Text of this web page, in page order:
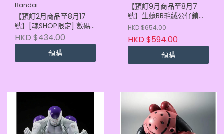
Bandai
【預訂2月商品至8月17
號】[魂SHOP限定] 數碼
暴龍怪獸彩色機 超人60週
年 變身藍色
(4582770021271)
HKD $434.00
預購
【預訂9月商品至8月7
號】生蠔BB毛絨公仔鎖匙
扣 古埃及盲盒 (原盒6款)
HKD $654.00
HKD $594.00
預購